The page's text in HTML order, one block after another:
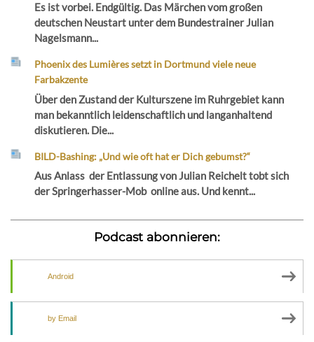
Es ist vorbei. Endgültig. Das Märchen vom großen
deutschen Neustart unter dem Bundestrainer Julian
Nagelsmann...
Phoenix des Lumières setzt in Dortmund viele neue
Farbakzente
Über den Zustand der Kulturszene im Ruhrgebiet kann
man bekanntlich leidenschaftlich und langanhaltend
diskutieren. Die...
BILD-Bashing: „Und wie oft hat er Dich gebumst?“
Aus Anlass der Entlassung von Julian Reichelt tobt sich
der Springerhasser-Mob online aus. Und kennt...
Podcast abonnieren:
Android
by Email